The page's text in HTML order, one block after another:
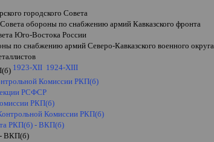
городского Совета
обороны по снабжению армий Кавказского фронта
Юго-Востока России
по снабжению армий Северо-Кавказского военного округа
1923-XII 1924-XIII
Комиссии РКП(б)
РСФСР
РКП(б)
Комиссии РКП(б)
РКП(б) - ВКП(б)
- ВКП(б)